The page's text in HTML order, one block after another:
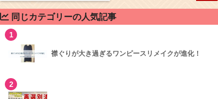
同じカテゴリーの人気記事
1
襟ぐりが大き過ぎるワンピースリメイクが進化！
2